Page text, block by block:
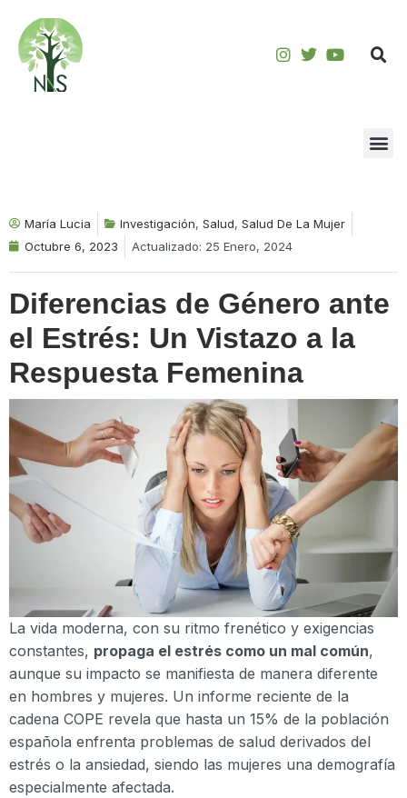
Saltar
contenido
María Lucia Investigación, Salud, Salud De La Mujer
Octubre 6, 2023
Actualizado: 25 Enero, 2024
Diferencias de Género ante
el Estrés: Un Vistazo a la
Respuesta Femenina
La vida moderna, con su ritmo frenético y exigencias
constantes, propaga el estrés como un mal común,
aunque su impacto se manifiesta de manera diferente
en hombres y mujeres. Un informe reciente de la
cadena COPE revela que hasta un 15% de la población
española enfrenta problemas de salud derivados del
estrés o la ansiedad, siendo las mujeres una demografía
especialmente afectada.